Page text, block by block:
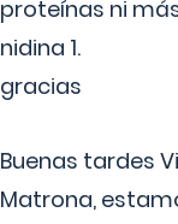
proteínas ni
nidina 1.
gracias
Buenas tardes
Matrona,